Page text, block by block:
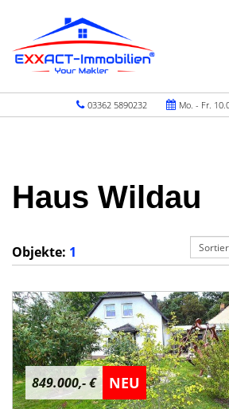
03362 5890232 Mo. - Fr.
Haus Wildau
Objekte: 1
849.000,- € NEU